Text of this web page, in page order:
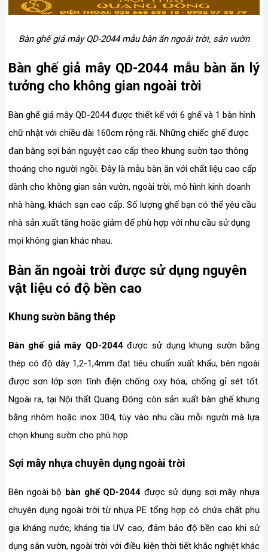
Bàn ghế giả mây QD-2044 mẫu bàn ăn ngoài trời, sân vườn
Bàn ghế giả mây QD-2044 mẫu bàn ăn lý
tưởng cho không gian ngoài trời
Bàn ghế giả mây QD-2044 được thiết kế với 6 ghế và 1 bàn hình
chữ nhật với chiều dài 160cm rộng rãi. Những chiếc ghế được
đan bằng sợi bán nguyệt cao cấp theo khung sườn tạo thông
thoáng cho người ngồi. Đây là mẫu bàn ăn với chất liệu cao cấp
dành cho không gian sân vườn, ngoài trời, mô hình kinh doanh
nhà hàng, khách sạn cao cấp. Số lượng ghế bạn có thể yêu cầu
nhà sản xuất tăng hoặc giảm để phù hợp với nhu cầu sử dụng
mọi không gian khác nhau.
Bàn ăn ngoài trời được sử dụng nguyên
vật liệu có độ bền cao
Khung sườn bằng thép
Bàn ghế giả mây QD-2044được sử dụng khung sườn bằng
thép có độ dày 1,2-1,4mm đạt tiêu chuẩn xuất khẩu, bên ngoài
được sơn lớp sơn tĩnh điện chống oxy hóa, chống gỉ sét tốt.
Ngoài ra, tại Nội thất Quang Đông còn sản xuất bàn ghế khung
bằng nhôm hoặc inox 304, tùy vào nhu cầu mỗi người mà lựa
chọn khung sườn cho phù hợp.
Sợi mây nhựa chuyên dụng ngoài trời
Bên ngoài bộ bàn ghế QD-2044 được sử dụng sợi mây nhựa
chuyên dụng ngoài trời từ nhựa PE tổng hợp có chứa chất phụ
gia kháng nước, kháng tia UV cao, đảm bảo độ bền cao khi sử
dụng sân vườn, ngoài trời với điều kiện thời tiết khắc nghiệt khác